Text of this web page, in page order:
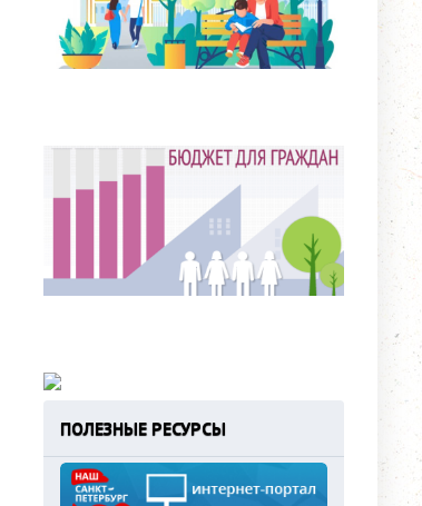
ПОЛЕЗНЫЕ РЕСУРСЫ